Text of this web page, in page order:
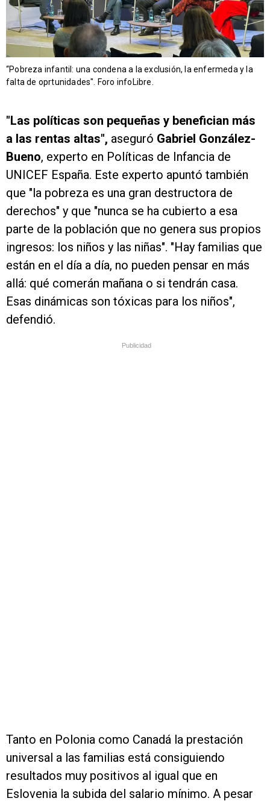
“Pobreza infantil: una condena a la exclusión, la enfermeda y la
falta de oprtunidades". Foro infoLibre.
"Las políticas son pequeñas y benefician más
a las rentas altas", aseguró Gabriel González-
Bueno, experto en Políticas de Infancia de
UNICEF España. Este experto apuntó también
que "la pobreza es una gran destructora de
derechos" y que "nunca se ha cubierto a esa
parte de la población que no genera sus propios
ingresos: los niños y las niñas". "Hay familias que
están en el día a día, no pueden pensar en más
allá: qué comerán mañana o si tendrán casa.
Esas dinámicas son tóxicas para los niños",
defendió.
Publicidad
Tanto en Polonia como Canadá la prestación
universal a las familias está consiguiendo
resultados muy positivos al igual que en
Eslovenia la subida del salario mínimo. A pesar